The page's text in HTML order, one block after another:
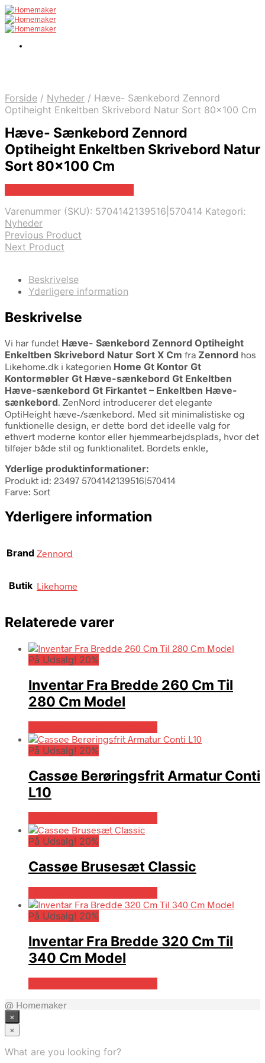
Forside / Nyheder / Hæve- Sænkebord Zennord
Optiheight Enkeltben Skrivebord Natur Sort 80×100 Cm
Hæve- Sænkebord Zennord
Optiheight Enkeltben Skrivebord Natur
Sort 80×100 Cm
Varenummer (SKU): 5704142139516|570414 Kategori:
Nyheder
Previous Product
Next Product
Beskrivelse
Yderligere information
Beskrivelse
Vi har fundet Hæve- Sænkebord Zennord Optiheight
Enkeltben Skrivebord Natur Sort X Cm fra Zennord hos
Likehome.dk i kategorien Home Gt Kontor Gt
Kontormøbler Gt Hæve-sænkebord Gt Enkeltben
Hæve-sænkebord Gt Firkantet – Enkeltben Hæve-
sænkebord. ZenNord introducerer det elegante
OptiHeight hæve-/sænkebord. Med sit minimalistiske og
funktionelle design, er dette bord det ideelle valg for
ethvert moderne kontor eller hjemmearbejdsplads, hvor det
tilføjer både stil og funktionalitet. Bordets enkle,
Yderlige produktinformationer:
Produkt id: 23497 5704142139516|570414
Farve: Sort
Yderligere information
Brand Zennord
Butik Likehome
Relaterede varer
På Udsalg! 20%
Inventar Fra Bredde 260 Cm Til
280 Cm Model
På Udsalg! 20%
Cassøe Berøringsfrit Armatur Conti
L10
På Udsalg! 20%
Cassøe Brusesæt Classic
På Udsalg! 20%
Inventar Fra Bredde 320 Cm Til
340 Cm Model
@ Homemaker
×
×
What are you looking for?